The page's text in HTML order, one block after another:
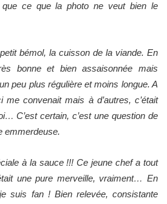
ce que la photo ne veut bien le
bémol, la cuisson de la viande. En
bonne et bien assaisonnée mais
peu plus régulière et moins longue. A
me convenait mais à d’autres, c’était
C’est certain, c’est une question de
emmerdeuse.
à la sauce !!! Ce jeune chef a tout
une pure merveille, vraiment… En
suis fan ! Bien relevée, consistante